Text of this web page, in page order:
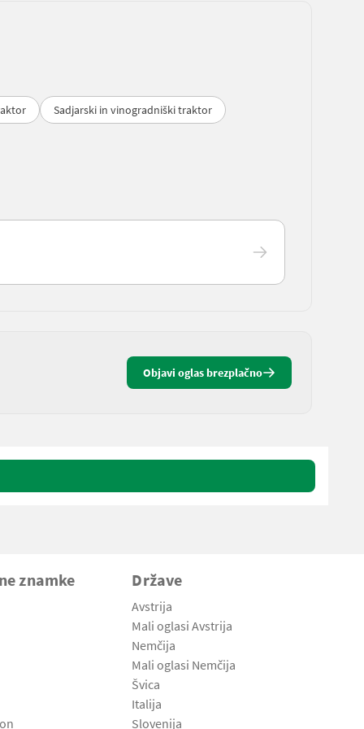
Sadjarski in vinogradniški traktor
Objavi oglas brezplačno
znamke Države
Avstrija
Mali oglasi Avstrija
Nemčija
Mali oglasi Nemčija
Švica
Italija
Slovenija